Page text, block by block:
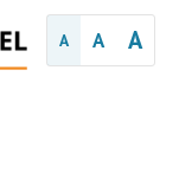
A A A